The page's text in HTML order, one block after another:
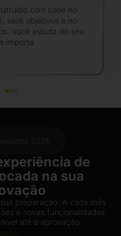
com base no
seus objetivos e no
Você estuda do seu
importa.
de
na sua
preparação. A cada mês
e novas funcionalidades
até a aprovação.